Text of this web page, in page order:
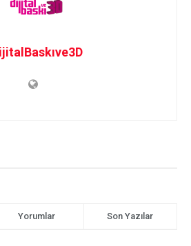
Yorumlar Son Yazılar